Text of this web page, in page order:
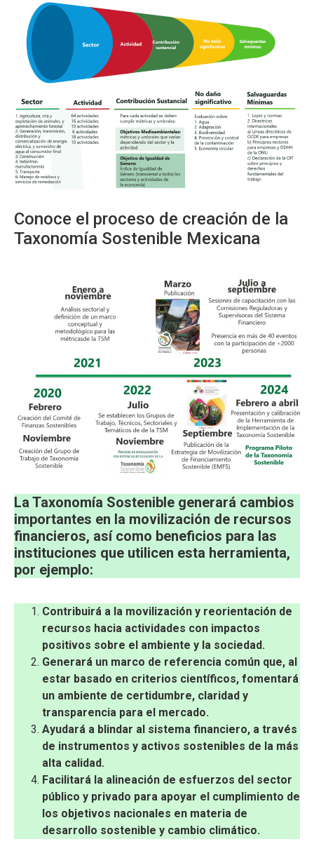
Conoce el proceso de creación de la
Taxonomía Sostenible Mexicana
La Taxonomía Sostenible generará cambios
importantes en la movilización de recursos
financieros, así como beneficios para las
instituciones que utilicen esta herramienta,
por ejemplo:
Contribuirá a la movilización y reorientación de
recursos hacia actividades con impactos
positivos sobre el ambiente y la sociedad.
Generará un marco de referencia común que, al
estar basado en criterios científicos, fomentará
un ambiente de certidumbre, claridad y
transparencia para el mercado.
Ayudará a blindar al sistema financiero, a través
de instrumentos y activos sostenibles de la más
alta calidad.
Facilitará la alineación de esfuerzos del sector
público y privado para apoyar el cumplimiento de
los objetivos nacionales en materia de
desarrollo sostenible y cambio climático.